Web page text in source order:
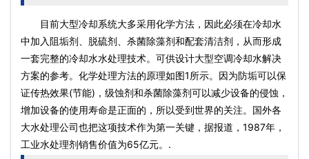
目前大型冷却系统大多采用化学方法，因此必须在冷却水
中加入阻垢剂、脱硫剂、杀菌除藻剂和配套清洁剂，从而形成
一套完整的冷却水水处理技术。可供设计大型空调冷却水解决
方案的参考。化学处理方法的原理如图1所示。因为防垢可以保
证传热效果(节能)，级蚀剂和杀菌除藻剂可以减少设备的侵蚀，
增加设备的使用寿命是正面的，所以受到世界的关注。国外各
大水处理公司也把这项技术作为第一关键，据报道，1987年，
工业水处理剂销售价值为65亿元。.